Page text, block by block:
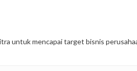
untuk mencapai target bisnis